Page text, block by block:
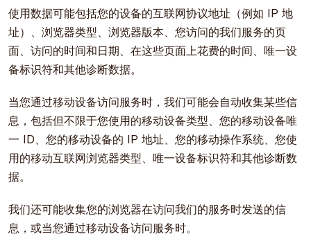
使用数据可能包括您的设备的互联网协议地址（例如 IP 地
址）、浏览器类型、浏览器版本、您访问的我们服务的页
面、访问的时间和日期、在这些页面上花费的时间、唯一设
备标识符和其他诊断数据。
当您通过移动设备访问服务时，我们可能会自动收集某些信
息，包括但不限于您使用的移动设备类型、您的移动设备唯
一 ID、您的移动设备的 IP 地址、您的移动操作系统、您使
用的移动互联网浏览器类型、唯一设备标识符和其他诊断数
据。
我们还可能收集您的浏览器在访问我们的服务时发送的信
息，或当您通过移动设备访问服务时。